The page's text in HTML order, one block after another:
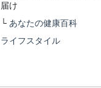
届け
└ あなたの健康百科
ライフスタイル